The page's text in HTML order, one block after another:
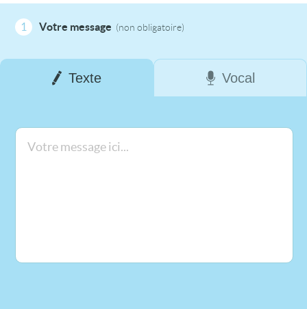
1 Votre message (non obligatoire)
Texte Vocal